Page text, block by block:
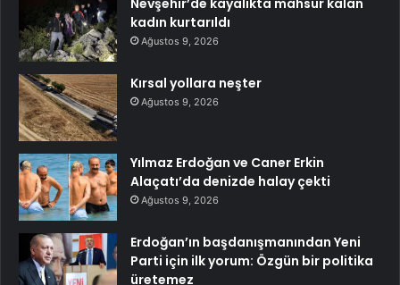
kadın kurtarıldı
Ağustos 9, 2026
Kırsal yollara neşter
Ağustos 9, 2026
Yılmaz Erdoğan ve Caner Erkin
Alaçatı’da denizde halay çekti
Ağustos 9, 2026
Erdoğan’ın başdanışmanından Yeni
Parti için ilk yorum: Özgün bir politika
üretemez